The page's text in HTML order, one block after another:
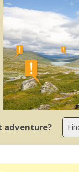
adventure?